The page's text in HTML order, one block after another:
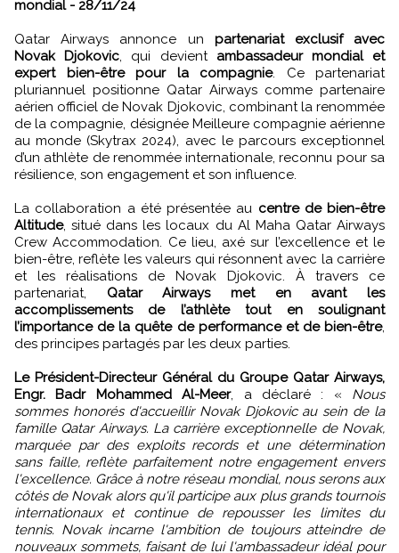
mondial - 28/11/24
Qatar Airways annonce un partenariat exclusif avec
Novak Djokovic, qui devient ambassadeur mondial et
expert bien-être pour la compagnie. Ce partenariat
pluriannuel positionne Qatar Airways comme partenaire
aérien officiel de Novak Djokovic, combinant la renommée
de la compagnie, désignée Meilleure compagnie aérienne
au monde (Skytrax 2024), avec le parcours exceptionnel
d’un athlète de renommée internationale, reconnu pour sa
résilience, son engagement et son influence.
La collaboration a été présentée au centre de bien-être
Altitude, situé dans les locaux du Al Maha Qatar Airways
Crew Accommodation. Ce lieu, axé sur l’excellence et le
bien-être, reflète les valeurs qui résonnent avec la carrière
et les réalisations de Novak Djokovic. À travers ce
partenariat, Qatar Airways met en avant les
accomplissements de l’athlète tout en soulignant
l’importance de la quête de performance et de bien-être,
des principes partagés par les deux parties.
Le Président-Directeur Général du Groupe Qatar Airways,
Engr. Badr Mohammed Al-Meer, a déclaré : « Nous
sommes honorés d'accueillir Novak Djokovic au sein de la
famille Qatar Airways. La carrière exceptionnelle de Novak,
marquée par des exploits records et une détermination
sans faille, reflète parfaitement notre engagement envers
l'excellence. Grâce à notre réseau mondial, nous serons aux
côtés de Novak alors qu'il participe aux plus grands tournois
internationaux et continue de repousser les limites du
tennis. Novak incarne l'ambition de toujours atteindre de
nouveaux sommets, faisant de lui l'ambassadeur idéal pour